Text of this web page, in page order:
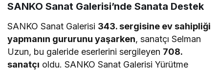
SANKO Sanat Galerisi’nde Sanata Destek
SANKO Sanat Galerisi 343. sergisine ev sahipliği
yapmanın gururunu yaşarken, sanatçı Selman
Uzun, bu galeride eserlerini sergileyen 708.
sanatçı oldu. SANKO Sanat Galerisi Yürütme